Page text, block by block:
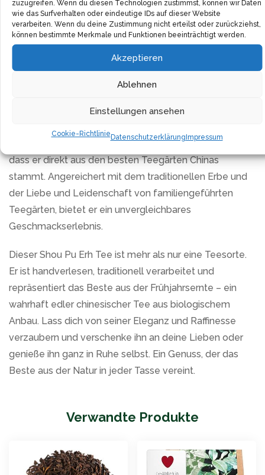
zuzugreifen. Wenn du diesen Technologien zustimmst, können wir Daten
wie das Surfverhalten oder eindeutige IDs auf dieser Website
verarbeiten. Wenn du deine Zustimmung nicht erteilst oder zurückziehst,
können bestimmte Merkmale und Funktionen beeinträchtigt werden.
Akzeptieren
Ablehnen
Einstellungen ansehen
Cookie-RichtlinieDatenschutzerklärung Impressum
dieses Pu Erh Tees, die ihn zu einem echten Juwel
macht.
Eine Tasse dieses Shou Pu Erh Tees ist so belebend wie
ein Morgenspaziergang durch den Wald. Gepresst in
praktische Mini Tuo, ist dieser Tee leicht zu dosieren –
Das Besondere an Bio Shou Pu Erh TEZEN Mini Tuo ist,
dass er direkt aus den besten Teegärten Chinas
stammt. Angereichert mit dem traditionellen Erbe und
der Liebe und Leidenschaft von familiengeführten
Teegärten, bietet er ein unvergleichbares
Geschmackserlebnis.
Dieser Shou Pu Erh Tee ist mehr als nur eine Teesorte.
Er ist handverlesen, traditionell verarbeitet und
repräsentiert das Beste aus der Frühjahrsernte – ein
wahrhaft edler chinesischer Tee aus biologischem
Anbau. Lass dich von seiner Eleganz und Raffinesse
verzaubern und verschenke ihn an deine Lieben oder
genieße ihn ganz in Ruhe selbst. Ein Genuss, der das
Beste aus der Natur in jeder Tasse vereint.
Verwandte Produkte